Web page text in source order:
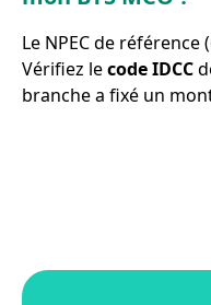
Le NPEC de
Vérifiez lecode IDCC
branche a fixé un